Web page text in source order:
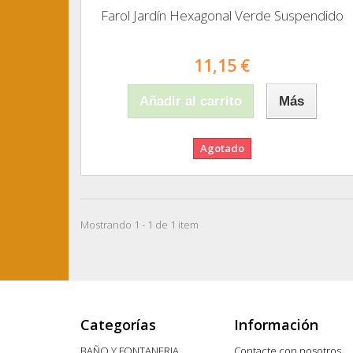
Farol Jardín Hexagonal Verde Suspendido
11,15 €
Añadir al carrito Más
Agotado
Mostrando 1 - 1 de 1 item
Categorías Información